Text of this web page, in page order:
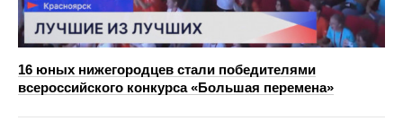
16 юных нижегородцев стали победителями
всероссийского конкурса «Большая перемена»